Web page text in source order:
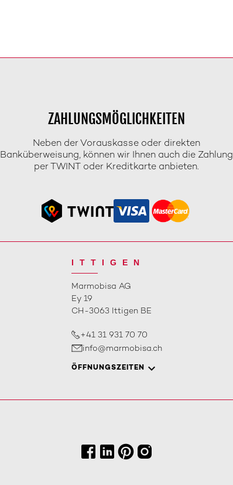
ZAHLUNGSMÖGLICHKEITEN
Neben der Vorauskasse oder direkten
Banküberweisung, können wir Ihnen auch die Zahlung
per TWINT oder Kreditkarte anbieten.
ITTIGEN
Marmobisa AG
Ey 19
CH-3063 Ittigen BE
+41 31 931 70 70
info@marmobisa.ch
ÖFFNUNGSZEITEN